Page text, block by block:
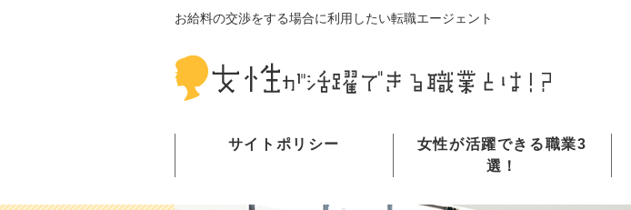
お給料の交渉をする場合に利用したい転職エージェント
サイトポリシー
女性が活躍できる職業3
選！